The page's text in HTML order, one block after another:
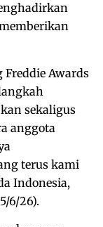
Freddie Awards
sekaligus
anggota
terus kami
Indonesia,
6/26).